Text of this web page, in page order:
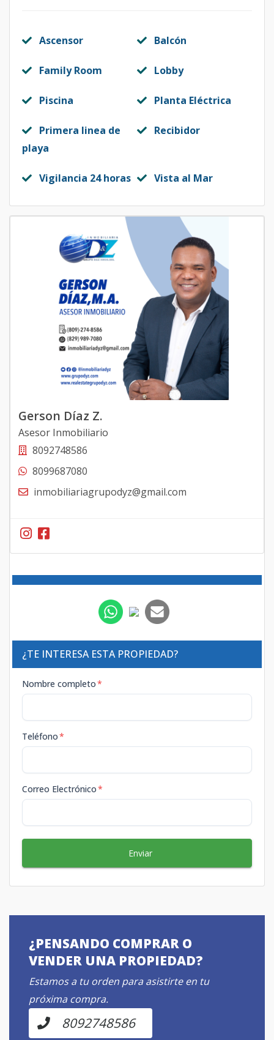
Ascensor Balcón
Family Room Lobby
Piscina Planta Eléctrica
Primera linea de
playa
Recibidor
Vigilancia 24 horas Vista al Mar
Gerson Díaz Z.
Asesor Inmobiliario
8092748586
8099687080
inmobiliariagrupodyz@gmail.com
¿TE INTERESA ESTA PROPIEDAD?
Nombre completo*
Teléfono*
Correo Electrónico*
Enviar
¿PENSANDO COMPRAR O
VENDER UNA PROPIEDAD?
Estamos a tu orden para asistirte en tu
próxima compra.
8092748586